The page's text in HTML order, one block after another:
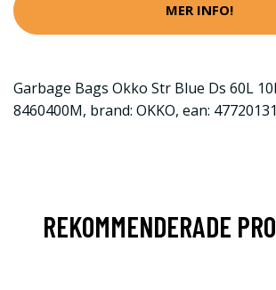
MER INFO!
Garbage Bags Okko Str Blue Ds 60L
8460400M, brand: OKKO, ean:
REKOMMENDERADE